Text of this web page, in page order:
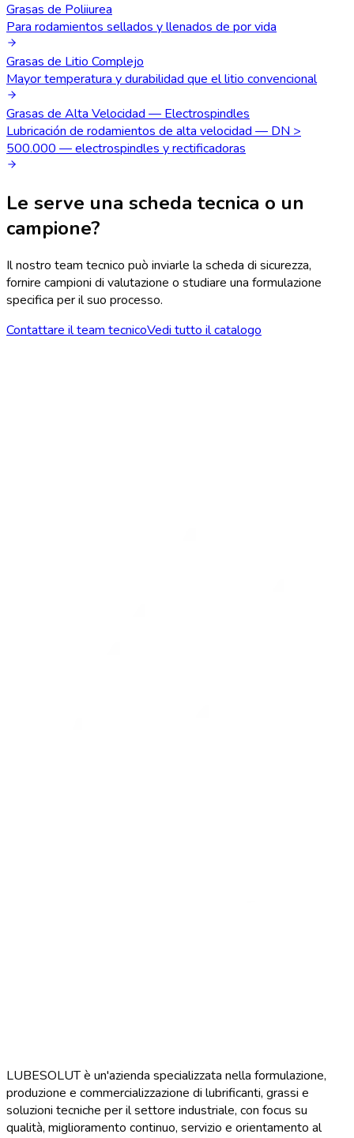
Grasas de Poliiurea
Para rodamientos sellados y llenados de por vida
Grasas de Litio Complejo
Mayor temperatura y durabilidad que el litio convencional
Grasas de Alta Velocidad — Electrospindles
Lubricación de rodamientos de alta velocidad — DN >
500.000 — electrospindles y rectificadoras
Le serve una scheda tecnica o un
campione?
Il nostro team tecnico può inviarle la scheda di sicurezza,
fornire campioni di valutazione o studiare una formulazione
specifica per il suo processo.
Contattare il team tecnicoVedi tutto il catalogo
LUBESOLUT è un'azienda specializzata nella formulazione,
produzione e commercializzazione di lubrificanti, grassi e
soluzioni tecniche per il settore industriale, con focus su
qualità, miglioramento continuo, servizio e orientamento al